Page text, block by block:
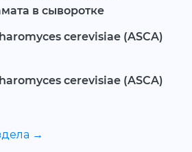
в сыворотке
cerevisiae (ASCA)
cerevisiae (ASCA)
→